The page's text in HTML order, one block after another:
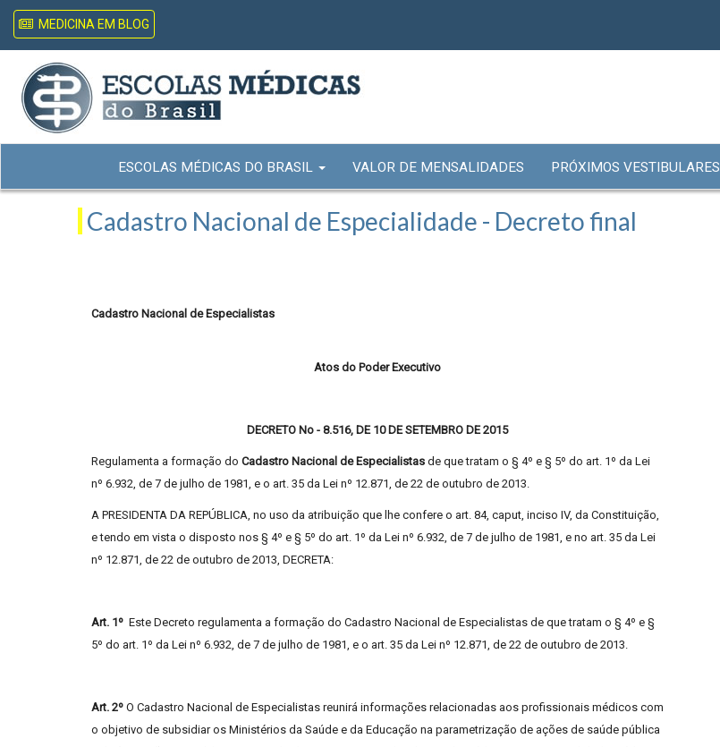
MEDICINA EM BLOG
ESCOLAS MÉDICAS DO BRASIL VALOR DE MENSALIDADES PRÓXIMOS VESTIBULARES
Cadastro Nacional de Especialidade - Decreto final
Cadastro Nacional de Especialistas
Atos do Poder Executivo
DECRETO No - 8.516, DE 10 DE SETEMBRO DE 2015
Regulamenta a formação do Cadastro Nacional de Especialistas de que tratam o § 4º e § 5º do art. 1º da Lei
nº 6.932, de 7 de julho de 1981, e o art. 35 da Lei nº 12.871, de 22 de outubro de 2013.
A PRESIDENTA DA REPÚBLICA, no uso da atribuição que lhe confere o art. 84, caput, inciso IV, da Constituição,
e tendo em vista o disposto nos § 4º e § 5º do art. 1º da Lei nº 6.932, de 7 de julho de 1981, e no art. 35 da Lei
nº 12.871, de 22 de outubro de 2013, DECRETA:
Art. 1º Este Decreto regulamenta a formação do Cadastro Nacional de Especialistas de que tratam o § 4º e §
5º do art. 1º da Lei nº 6.932, de 7 de julho de 1981, e o art. 35 da Lei nº 12.871, de 22 de outubro de 2013.
Art. 2º O Cadastro Nacional de Especialistas reunirá informações relacionadas aos profissionais médicos com
o objetivo de subsidiar os Ministérios da Saúde e da Educação na parametrização de ações de saúde pública